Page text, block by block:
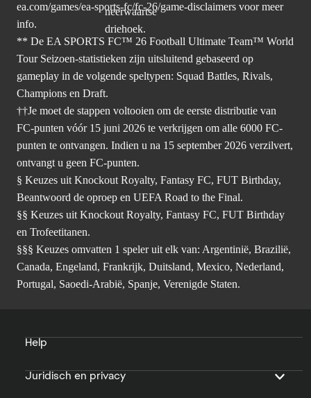
ea.com/games/ea-sports-fc/fc-26/game-disclaimers voor meer
info.
** De EA SPORTS FC™ 26 Football Ultimate Team™ World
Tour Seizoen-statistieken zijn uitsluitend gebaseerd op
gameplay in de volgende speltypen: Squad Battles, Rivals,
Champions en Draft.
††Je moet de stappen voltooien om de eerste distributie van
FC-punten vóór 15 juni 2026 te verkrijgen om alle 6000 FC-
punten te ontvangen. Indien u na 15 september 2026 verzilvert,
ontvangt u geen FC-punten.
§ Keuzes uit Knockout Royalty, Fantasy FC, FUT Birthday,
Beantwoord de oproep en UEFA Road to the Final.
§§ Keuzes uit Knockout Royalty, Fantasy FC, FUT Birthday
en Trofeetitanen.
§§§ Keuzes omvatten 1 speler uit elk van: Argentinië, Brazilië,
Canada, Engeland, Frankrijk, Duitsland, Mexico, Nederland,
Portugal, Saoedi-Arabië, Spanje, Verenigde Staten.
Help
Juridisch en privacy